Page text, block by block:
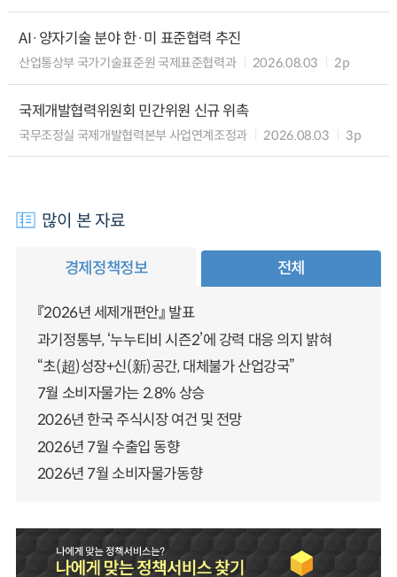
AI·양자기술 분야 한·미 표준협력 추진
산업통상부 국가기술표준원 국제표준협력과 2026.08.03 2p
국제개발협력위원회 민간위원 신규 위촉
국무조정실 국제개발협력본부 사업연계조정과 2026.08.03 3p
많이 본 자료
경제정책정보 전체
『2026년 세제개편안』 발표
과기정통부, ‘누누티비 시즌2’에 강력 대응 의지 밝혀
“초(超)성장+신(新)공간, 대체불가 산업강국”
7월 소비자물가는 2.8% 상승
2026년 한국 주식시장 여건 및 전망
2026년 7월 수출입 동향
2026년 7월 소비자물가동향